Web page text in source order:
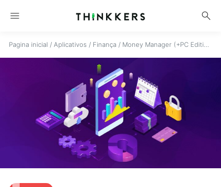
menu search
Pagina inicial / Aplicativos / Finança / Money Manager (+PC Editing)